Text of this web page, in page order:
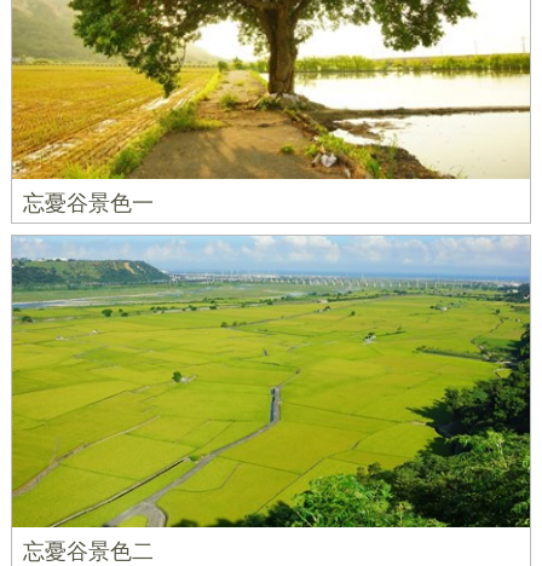
忘憂谷景色一
忘憂谷景色二